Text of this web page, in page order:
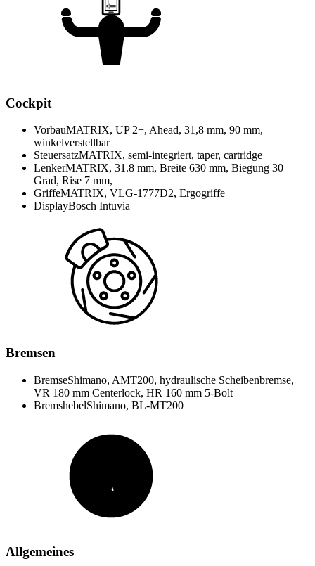
Cockpit
VorbauMATRIX, UP 2+, Ahead, 31,8 mm, 90 mm,
winkelverstellbar
SteuersatzMATRIX, semi-integriert, taper, cartridge
LenkerMATRIX, 31.8 mm, Breite 630 mm, Biegung 30
Grad, Rise 7 mm,
GriffeMATRIX, VLG-1777D2, Ergogriffe
DisplayBosch Intuvia
Bremsen
BremseShimano, AMT200, hydraulische Scheibenbremse,
VR 180 mm Centerlock, HR 160 mm 5-Bolt
BremshebelShimano, BL-MT200
Allgemeines